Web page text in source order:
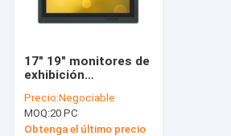
17" 19" monitores de
exhibición
industrial 350nits de
la PC
Precio:Negociable
MOQ:20 PC
Obtenga el último precio